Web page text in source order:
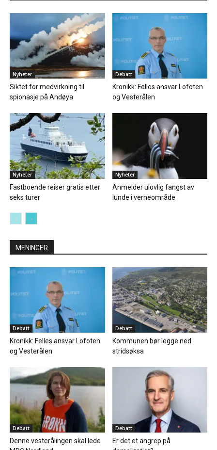
Nyheter
Siktet for medvirkning til
spionasje på Andøya
Debatt
Kronikk: Felles ansvar Lofoten
og Vesterålen
Nyheter
Fastboende reiser gratis etter
seks turer
Nyheter
Anmelder ulovlig fangst av
lunde i verneområde
MENINGER
Debatt
Kronikk: Felles ansvar Lofoten
og Vesterålen
Debatt
Kommunen bør legge ned
stridsøksa
Debatt
Denne vesterålingen skal lede
Debatt
Er det et angrep på